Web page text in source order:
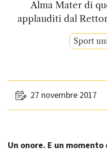
Alma Mater di
applauditi dal
Sport
27 novembre 2017
Un onore. E un